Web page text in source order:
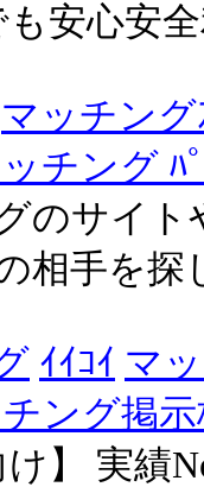
安心安
マッチング
チング ﾊ
のサイ
相手を探
ｲｲｺｲ マ
ング掲
】 実績